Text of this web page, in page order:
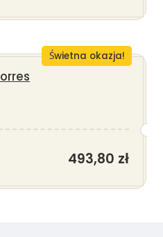
Świetna okazja!
493,80 zł